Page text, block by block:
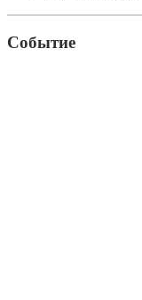
Событие